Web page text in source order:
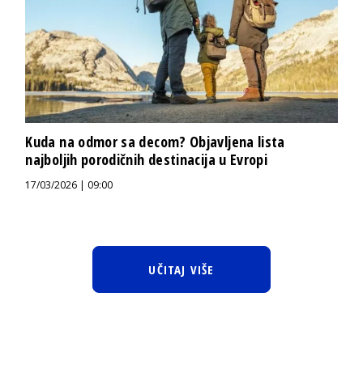
Kuda na odmor sa decom? Objavljena lista
najboljih porodičnih destinacija u Evropi
17/03/2026 | 09:00
UČITAJ VIŠE